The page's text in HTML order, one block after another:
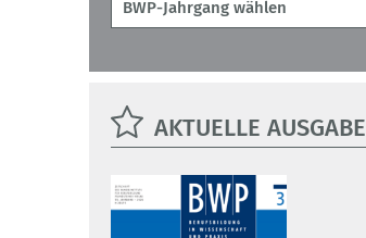
AKTUELLE AUSGABE